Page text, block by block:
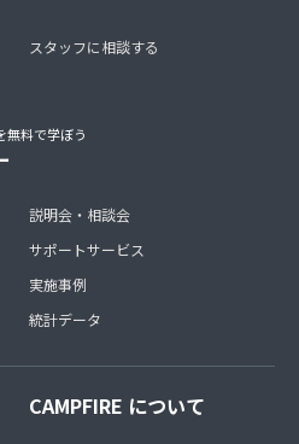
スタッフに相談する
無料で学ぼう
説明会・相談会
サポートサービス
実施事例
統計データ
CAMPFIRE について